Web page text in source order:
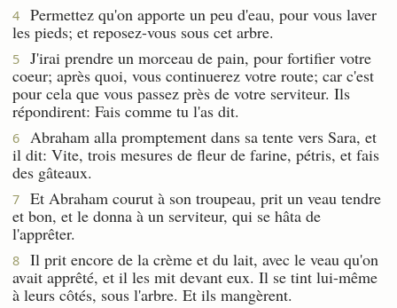
4
Permettez qu'on apporte un peu d'eau, pour vous laver
les pieds; et reposez-vous sous cet arbre.
5
J'irai prendre un morceau de pain, pour fortifier votre
coeur; après quoi, vous continuerez votre route; car c'est
pour cela que vous passez près de votre serviteur. Ils
répondirent: Fais comme tu l'as dit.
6
Abraham alla promptement dans sa tente vers Sara, et
il dit: Vite, trois mesures de fleur de farine, pétris, et fais
des gâteaux.
7
Et Abraham courut à son troupeau, prit un veau tendre
et bon, et le donna à un serviteur, qui se hâta de
l'apprêter.
8
Il prit encore de la crème et du lait, avec le veau qu'on
avait apprêté, et il les mit devant eux. Il se tint lui-même
à leurs côtés, sous l'arbre. Et ils mangèrent.